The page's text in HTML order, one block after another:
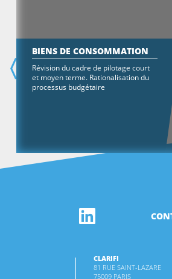
BIENS DE CONSOMMATION
Révision du cadre de pilotage court
et moyen terme. Rationalisation du
processus budgétaire
CLARIFI
81 RUE SAINT-LAZARE
75009 PARIS